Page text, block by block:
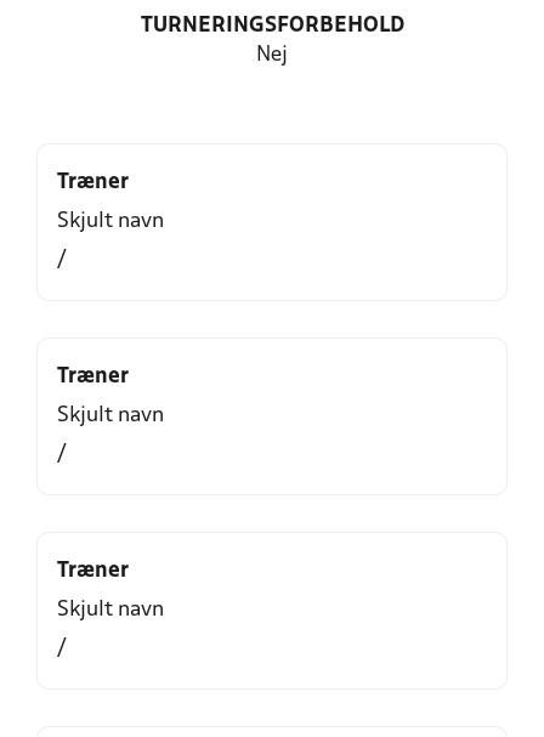
TURNERINGSFORBEHOLD
Nej
Træner
Skjult navn
/
Træner
Skjult navn
/
Træner
Skjult navn
/